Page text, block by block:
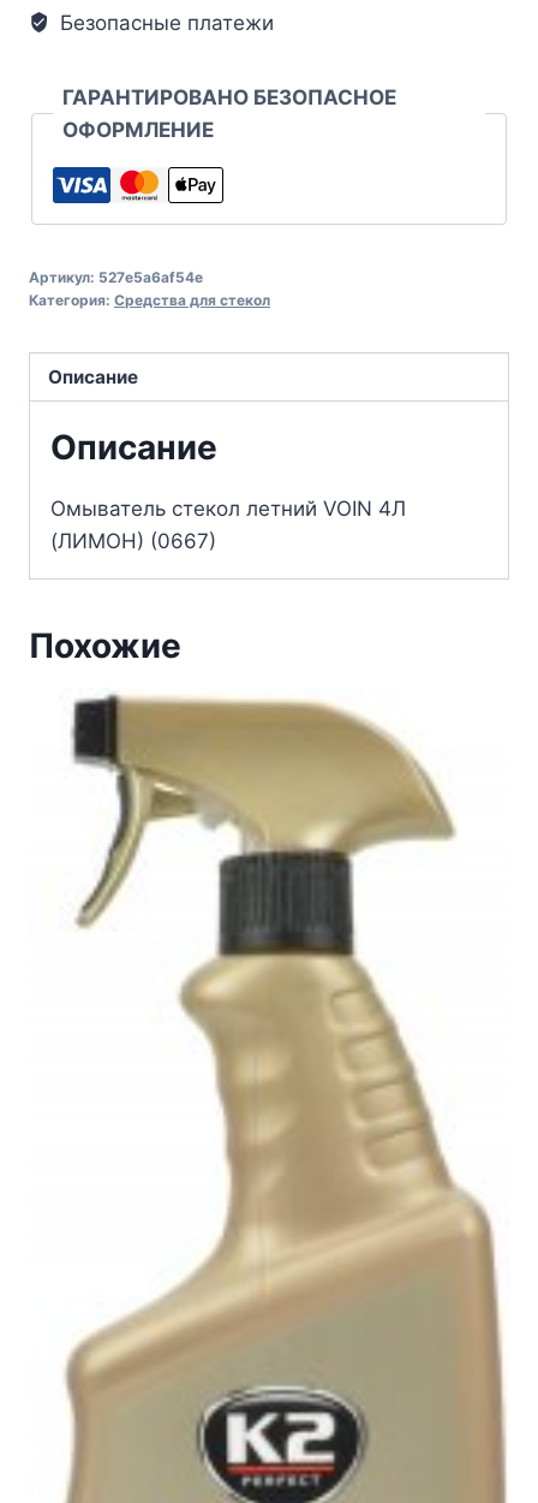
Безопасные платежи
ГАРАНТИРОВАНО БЕЗОПАСНОЕ
ОФОРМЛЕНИЕ
Артикул: 527e5a6af54e
Категория: Средства для стекол
Описание
Описание
Омыватель стекол летний VOIN 4Л
(ЛИМОН) (0667)
Похожие